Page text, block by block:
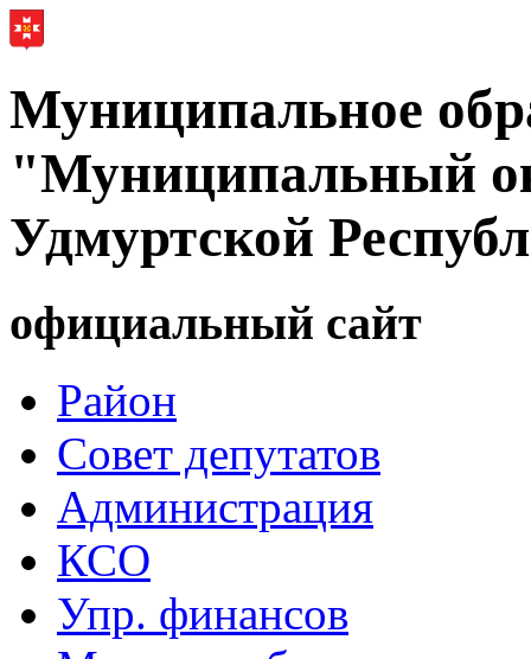
Муниципальное
"Муниципальный
Удмуртской
официальный сайт
Район
Совет депутатов
Администрация
КСО
Упр. финансов